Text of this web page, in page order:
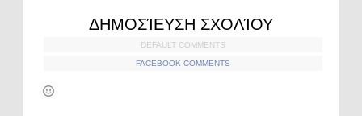
ΔΗΜΟΣΊΕΥΣΗ ΣΧΟΛΊΟΥ
DEFAULT COMMENTS
FACEBOOK COMMENTS